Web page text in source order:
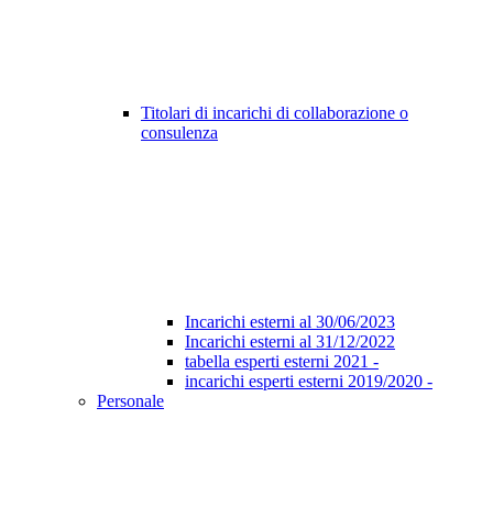
Titolari di incarichi di collaborazione o
consulenza
Incarichi esterni al 30/06/2023
Incarichi esterni al 31/12/2022
tabella esperti esterni 2021 -
incarichi esperti esterni 2019/2020 -
Personale